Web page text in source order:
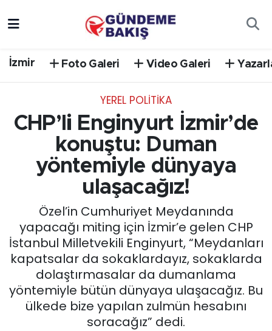
İzmir Foto Galeri Video Galeri
YEREL POLİTİKA
CHP’li Enginyurt İzmir’de
konuştu: Duman
yöntemiyle dünyaya
ulaşacağız!
Özel’in Cumhuriyet Meydanında
yapacağı miting için İzmir’e gelen CHP
İstanbul Milletvekili Enginyurt, “Meydanları
kapatsalar da sokaklardayız, sokaklarda
dolaştırmasalar da dumanlama
yöntemiyle bütün dünyaya ulaşacağız. Bu
ülkede bize yapılan zulmün hesabını
soracağız” dedi.
EĞİTİM
English News
GÜNCEL
KÜLTÜR SANAT
Trafik Durumu
Süper Lig Puan Durumu ve Fikstür
Tüm Manşetler
Son Dakika Haberleri
Haber Arşivi